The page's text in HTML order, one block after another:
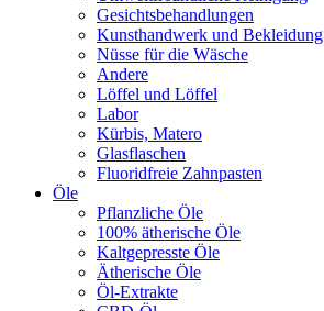
Gesichtsbehandlungen
Kunsthandwerk und Bekleidung
Nüsse für die Wäsche
Andere
Löffel und Löffel
Labor
Kürbis, Matero
Glasflaschen
Fluoridfreie Zahnpasten
Öle
Pflanzliche Öle
100% ätherische Öle
Kaltgepresste Öle
Ätherische Öle
Öl-Extrakte